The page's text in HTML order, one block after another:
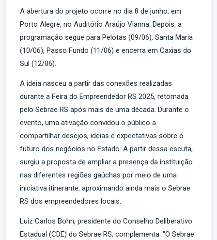
A abertura do projeto ocorre no dia 8 de junho, em
Porto Alegre, no Auditório Araújo Vianna. Depois, a
programação segue para Pelotas (09/06), Santa Maria
(10/06), Passo Fundo (11/06) e encerra em Caxias do
Sul (12/06).
A ideia nasceu a partir das conexões realizadas
durante a Feira do Empreendedor RS 2025, retomada
pelo Sebrae RS após mais de uma década. Durante o
evento, uma ativação convidou o público a
compartilhar desejos, ideias e expectativas sobre o
futuro dos negócios no Estado. A partir dessa escuta,
surgiu a proposta de ampliar a presença da instituição
nas diferentes regiões gaúchas por meio de uma
iniciativa itinerante, aproximando ainda mais o Sebrae
RS dos empreendedores locais.
Luiz Carlos Bohn, presidente do Conselho Deliberativo
Estadual (CDE) do Sebrae RS, complementa: "O Sebrae